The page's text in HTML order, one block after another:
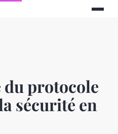
protocole
sécurité en